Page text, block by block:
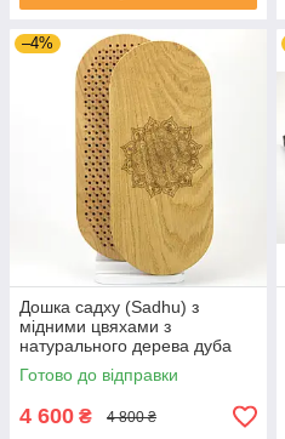
–4%
Дошка садху (Sadhu) з
мідними цвяхами з
натурального дерева дуба
для йоги для новачків. Медні
цвяхи для ніг. .
Готово до відправки
4 600 ₴ 4 800 ₴